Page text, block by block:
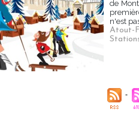
de
n'est
Atout-